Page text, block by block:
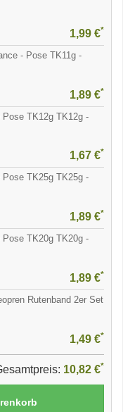
1,99 €*
- Pose TK11g -
1,89 €*
TK12g TK12g -
1,67 €*
TK25g TK25g -
1,89 €*
TK20g TK20g -
1,89 €*
Rutenband 2er Set
1,49 €*
10,82 €*